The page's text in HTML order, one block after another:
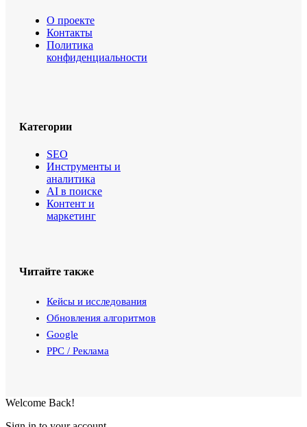
О проекте
Контакты
Политика
конфиденциальности
Категории
SEO
Инструменты и
аналитика
AI в поиске
Контент и
маркетинг
Читайте также
Кейсы и исследования
Обновления алгоритмов
Google
PPC / Реклама
Welcome Back!